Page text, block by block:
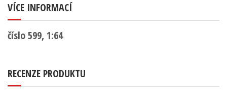
VÍCE INFORMACÍ
číslo 599, 1:64
RECENZE PRODUKTU